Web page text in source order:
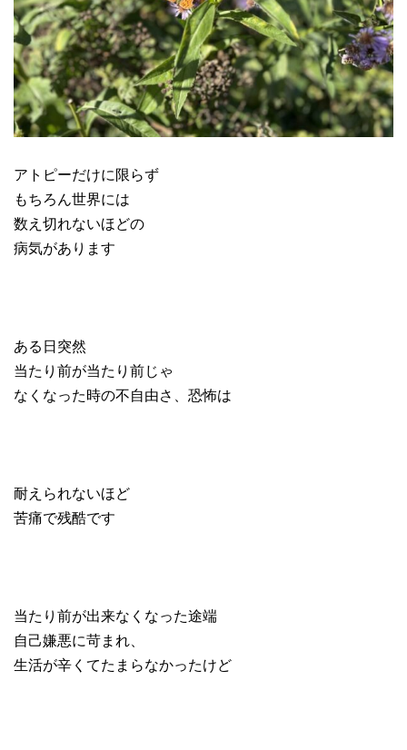
アトピーだけに限らず
もちろん世界には
数え切れないほどの
病気があります
ある日突然
当たり前が当たり前じゃ
なくなった時の不自由さ、恐怖は
耐えられないほど
苦痛で残酷です
当たり前が出来なくなった途端
自己嫌悪に苛まれ、
生活が辛くてたまらなかったけど